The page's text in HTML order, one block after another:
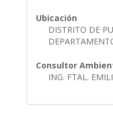
Ubicación
DISTRITO DE
Consultor
ING. FTAL.